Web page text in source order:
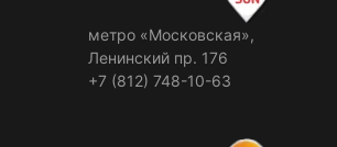
метро «Московская»,
Ленинский пр. 176
+7 (812) 748-10-63